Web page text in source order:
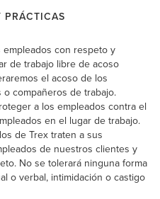
con respeto y
de trabajo libre de acoso
el acoso de los
compañeros de trabajo.
a los empleados contra el
en el lugar de trabajo.
de Trex traten a sus
de nuestros clientes y
No se tolerará ninguna forma
o verbal, intimidación o castigo